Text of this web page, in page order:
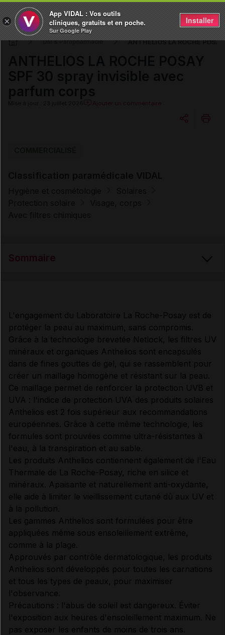
DM & Parapharmacie ANTHELIOS LA ROCHE
Ajouter un commentaire
Sommaire
COMPOSITION
PROPRIÉTÉS
UTILISATION
MODE D'EMPLOI
PRÉCAUTIONS D'EMPLOI
Données administratives
L'engagement du Laboratoire La Roche-Posay est de
protéger la peau au maximum, sans compromis.
Grâce à la technologie brevetée Netlock, les filtres UV
minéraux et organiques Anthelios sont encapsulés
dans de fines gouttes de gel, qui se rassemblent pour
créer un maillage homogène et résistant sur la peau.
Ce maillage permet de renforcer la protection UVB et
UVA : l'indice de protection UVA des produits solaires
Anthelios est 2 fois supérieur aux recommandations
européennes. Grâce à cette même technologie, les
formules sont prouvées comme ultra-résistantes à
l'eau, à la transpiration et au sable.
Les produits Anthelios contiennent également de l'Eau
Thermale de La Roche-Posay, riche en silice et
minéraux. Apaisante et naturellement anti-oxydante,
elle aide à limiter le vieillissement cutané dû aux UV et
à la pollution.
Les gammes Anthelios sont formulées pour être
appliquées même sous ensoleillement extrême,
comme à la plage.
Approuvés par contrôle dermatologique, les produits
Anthelios sont développés pour toutes les carnations
et tous les types de peaux, pour maximiser
l'observance.
Précautions : l'abus de soleil est dangereux. Éviter
l'exposition aux heures d'ensoleillement maximum. Ne
pas exposer les enfants de moins de trois ans.
×
App VIDAL : Vos outils
cliniques, gratuits et en poche.
Sur Google Play
Installer